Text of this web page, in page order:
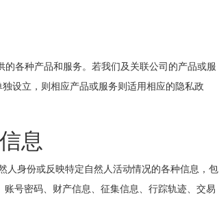
各种产品和服务。若我们及关联公司的产品或服
设立，则相应产品或服务则适用相应的隐私政
息
身份或反映特定自然人活动情况的各种信息，包
号密码、财产信息、征集信息、行踪轨迹、交易